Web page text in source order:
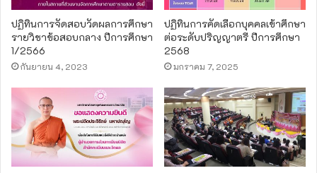
ปฏิทินการจัดสอบวัดผลการศึกษา
รายวิชาข้อสอบกลาง ปีการศึกษา
1/2566
กันยายน 4, 2023
ปฏิทินการคัดเลือกบุคคลเข้าศึกษา
ต่อระดับปริญญาตรี ปีการศึกษา
2568
มกราคม 7, 2025